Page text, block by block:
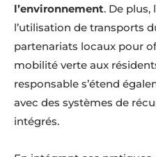
l’environnement. De plus,
l’utilisation de transports
partenariats locaux pour
mobilité verte aux
responsable s’étend
avec des systèmes de
intégrés.